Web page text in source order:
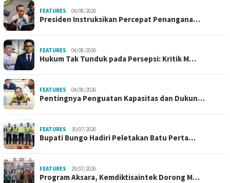
FEATURES 04/08/2026
Presiden Instruksikan Percepat Penangana…
FEATURES 04/08/2026
Hukum Tak Tunduk pada Persepsi: Kritik M…
FEATURES 04/08/2026
Pentingnya Penguatan Kapasitas dan Dukun…
FEATURES 30/07/2026
Bupati Bungo Hadiri Peletakan Batu Perta…
FEATURES 29/07/2026
Program Aksara, Kemdiktisaintek Dorong M…